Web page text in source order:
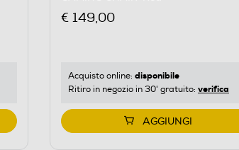
€ 149,00
Acquisto online: disponibile
Ritiro in negozio in 30' gratuito: verifica
AGGIUNGI